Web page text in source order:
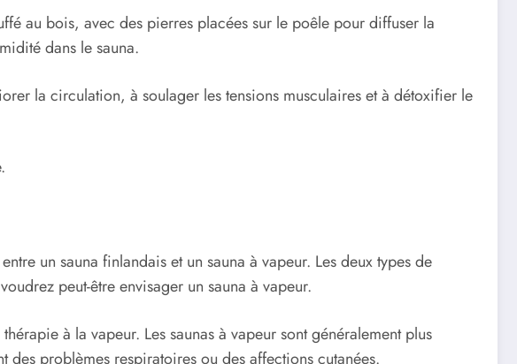
au bois, avec des pierres placées sur le poêle pour diffuser la
dans le sauna.
la circulation, à soulager les tensions musculaires et à détoxifier le
un sauna finlandais et un sauna à vapeur. Les deux types de
peut-être envisager un sauna à vapeur.
à la vapeur. Les saunas à vapeur sont généralement plus
problèmes respiratoires ou des affections cutanées.